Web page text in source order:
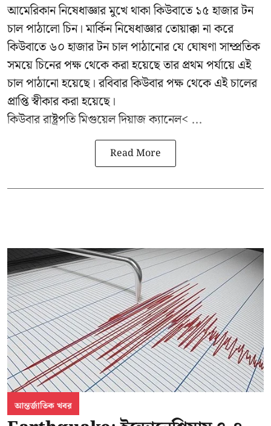
আমেরিকান নিষেধাজ্ঞার মুখে থাকা কিউবাতে ১৫ হাজার টন
চাল পাঠালো চিন। মার্কিন নিষেধাজ্ঞার তোয়াক্কা না করে
কিউবাতে ৬০ হাজার টন চাল পাঠানোর যে ঘোষণা সাম্প্রতিক
সময়ে চিনের পক্ষ থেকে করা হয়েছে তার প্রথম পর্যায়ে এই
চাল পাঠানো হয়েছে। রবিবার কিউবার পক্ষ থেকে এই চালের
প্রাপ্তি স্বীকার করা হয়েছে।
কিউবার রাষ্ট্রপতিমিগুয়েল দিয়াজ ক্যানেল< ...
Read More
আন্তর্জাতিক খবর